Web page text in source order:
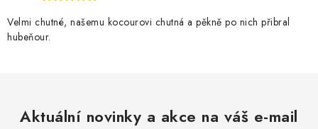
Velmi chutné, našemu kocourovi chutná a pěkně po nich přibral
hubeňour.
Aktuální novinky a akce na váš e-mail